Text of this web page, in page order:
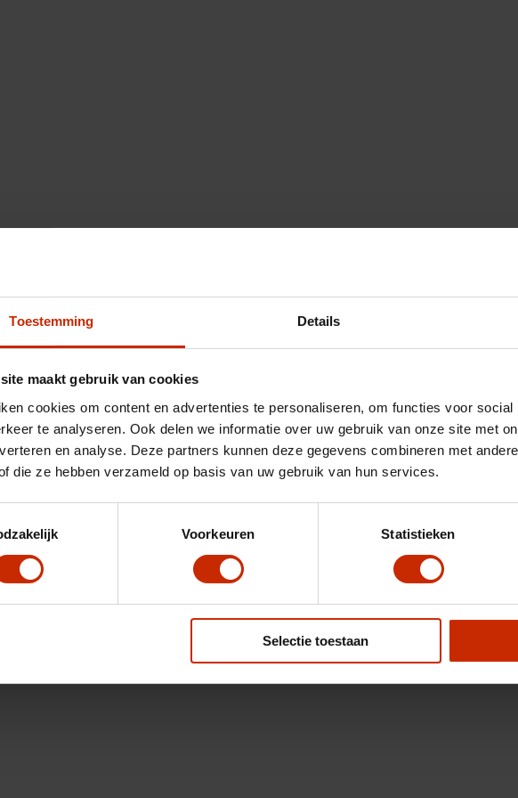
Toestemming Details
maakt gebruik van cookies
cookies om content en advertenties te personaliseren, om functies voor
te analyseren. Ook delen we informatie over uw gebruik van onze site met
en analyse. Deze partners kunnen deze gegevens combineren met
die ze hebben verzameld op basis van uw gebruik van hun services.
Voorkeuren Statistieken
Selectie toestaan